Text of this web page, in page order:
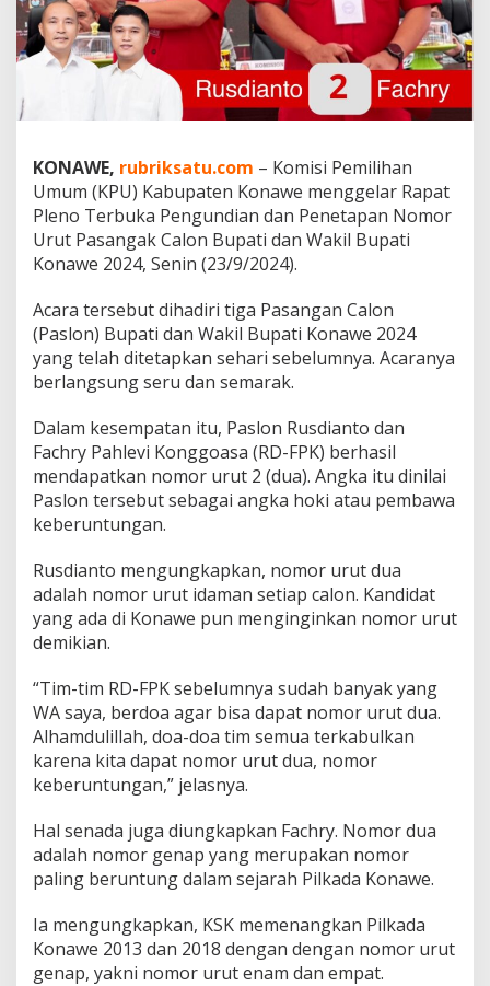
D
u
,
A
n
a
I
d
a
m
a
S
e
m
u
a
a
l
n
KONAWE, rubriksatu.com – Komisi Pemilihan
Umum (KPU) Kabupaten Konawe menggelar Rapat
Pleno Terbuka Pengundian dan Penetapan Nomor
Urut Pasangak Calon Bupati dan Wakil Bupati
Konawe 2024, Senin (23/9/2024).
Acara tersebut dihadiri tiga Pasangan Calon
(Paslon) Bupati dan Wakil Bupati Konawe 2024
yang telah ditetapkan sehari sebelumnya. Acaranya
berlangsung seru dan semarak.
Dalam kesempatan itu, Paslon Rusdianto dan
Fachry Pahlevi Konggoasa (RD-FPK) berhasil
mendapatkan nomor urut 2 (dua). Angka itu dinilai
Paslon tersebut sebagai angka hoki atau pembawa
keberuntungan.
Rusdianto mengungkapkan, nomor urut dua
adalah nomor urut idaman setiap calon. Kandidat
yang ada di Konawe pun menginginkan nomor urut
demikian.
“Tim-tim RD-FPK sebelumnya sudah banyak yang
WA saya, berdoa agar bisa dapat nomor urut dua.
Alhamdulillah, doa-doa tim semua terkabulkan
karena kita dapat nomor urut dua, nomor
keberuntungan,” jelasnya.
Hal senada juga diungkapkan Fachry. Nomor dua
adalah nomor genap yang merupakan nomor
paling beruntung dalam sejarah Pilkada Konawe.
Ia mengungkapkan, KSK memenangkan Pilkada
Konawe 2013 dan 2018 dengan dengan nomor urut
genap, yakni nomor urut enam dan empat.